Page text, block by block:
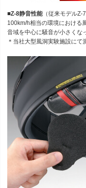
■Z-8静音性能（従来モデルZ-
100km/h相当の環境における
音域を中心に騒音が小さくな
＊当社大型風洞実験施設にて